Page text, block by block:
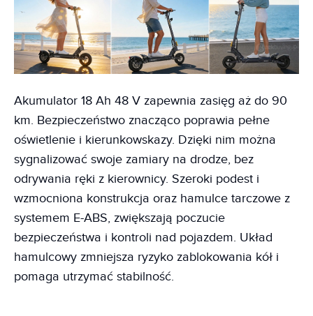
Akumulator 18 Ah 48 V zapewnia zasięg aż do 90
km. Bezpieczeństwo znacząco poprawia pełne
oświetlenie i kierunkowskazy. Dzięki nim można
sygnalizować swoje zamiary na drodze, bez
odrywania ręki z kierownicy. Szeroki podest i
wzmocniona konstrukcja oraz hamulce tarczowe z
systemem E-ABS, zwiększają poczucie
bezpieczeństwa i kontroli nad pojazdem. Układ
hamulcowy zmniejsza ryzyko zablokowania kół i
pomaga utrzymać stabilność.